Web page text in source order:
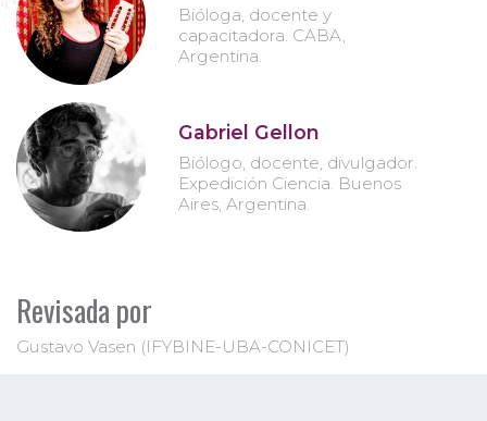
Bióloga, docente y
capacitadora. CABA,
Argentina.
Gabriel Gellon
Biólogo, docente, divulgador.
Expedición Ciencia. Buenos
Aires, Argentina.
Revisada por
Gustavo Vasen (IFYBINE-UBA-CONICET)